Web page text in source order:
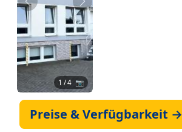
Zurück Weiter
1 / 4 📷
Preise & Verfügbarkeit →